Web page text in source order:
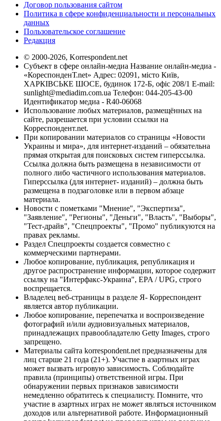
Договор пользования сайтом
Политика в сфере конфиденциальности и персональных
данных
Пользовательское соглашение
Редакция
© 2000-2026, Korrespondent.net
Субъект в сфере онлайн-медиа Название онлайн-медиа -
«КореспонденТ.net» Адрес: 02091, місто Київ,
ХАРКІВСЬКЕ ШОСЕ, будинок 172-Б, офіс 208/1 E-mail:
sunlight@mediadim.com.ua Телефон: 044-205-43-00
Идентификатор медиа - R40-06068
Использование любых материалов, размещённых на
сайте, разрешается при условии ссылки на
Корреспондент.net.
При копировании материалов со страницы «Новости
Украины и мира», для интернет-изданий – обязательна
прямая открытая для поисковых систем гиперссылка.
Ссылка должна быть размещена в независимости от
полного либо частичного использования материалов.
Гиперссылка (для интернет- изданий) – должна быть
размещена в подзаголовке или в первом абзаце
материала.
Новости с пометками "Мнение", "Экспертиза",
"Заявление", "Регионы", "Деньги", "Власть", "Выборы",
"Тест-драйв", "Спецпроекты", "Промо" публикуются на
правах рекламы.
Раздел Спецпроекты создается совместно с
коммерческими партнерами.
Любое копирование, публикация, републикация и
другое распространение информации, которое содержит
ссылку на "Интерфакс-Украина", EPA / UPG, строго
воспрещается.
Владелец веб-страницы в разделе Я- Корреспондент
является автор публикации.
Любое копирование, перепечатка и воспроизведение
фотографий и/или аудиовизуальных материалов,
принадлежащих правообладателю Getty Images, строго
запрещено.
Материалы сайта korrespondent.net предназначены для
лиц старше 21 года (21+). Участие в азартных играх
может вызвать игровую зависимость. Соблюдайте
правила (принципы) ответственной игры. При
обнаружении первых признаков зависимости
немедленно обратитесь к специалисту. Помните, что
участие в азартных играх не может являться источником
доходов или альтернативой работе. Информационный